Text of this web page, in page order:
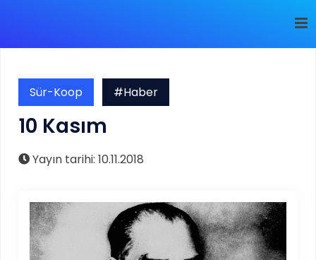
Sür-Koop #Haber
10 Kasım
Yayın tarihi: 10.11.2018